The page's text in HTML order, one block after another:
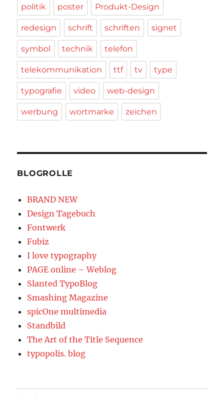
politik poster Produkt-Design
redesign schrift schriften signet
symbol technik telefon
telekommunikation ttf tv type
typografie video web-design
werbung wortmarke zeichen
BLOGROLLE
BRAND NEW
Design Tagebuch
Fontwerk
Fubiz
I love typography
PAGE online – Weblog
Slanted TypoBlog
Smashing Magazine
spicOne multimedia
Standbild
The Art of the Title Sequence
typopolis. blog